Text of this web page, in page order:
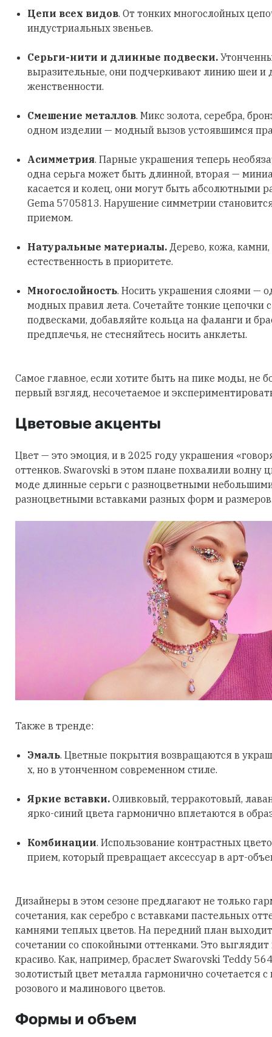
Цепи всех видов. От тонких многослойных
индустриальных звеньев.
Серьги-нити и длинные подвески.
выразительные, они подчеркивают линию шеи и
женственности.
Смешение металлов. Микс золота, серебра,
одном изделии — модный вызов устоявшимся
Асимметрия. Парные украшения теперь
одна серьга может быть длинной, вторая —
касается и колец, они могут быть абсолютными
Gema 5705813. Нарушение симметрии
приемом.
Натуральные материалы. Дерево, кожа,
естественность в приоритете.
Многослойность. Носить украшения слоями —
модных правил лета. Сочетайте тонкие цепочки
подвесками, добавляйте кольца на фаланги и
предплечья, не стесняйтесь носить анклеты.
Самое главное, если хотите быть на пике моды, не
первый взгляд, несочетаемое и
Цветовые акценты
Цвет — это эмоция, и в 2025 году украшения
оттенков. Swarovski в этом плане похвалили волну
моде длинные серьги с разноцветными
разноцветными вставками разных форм и
Также в тренде:
Эмаль. Цветные покрытия возвращаются в
х, но в утонченном современном стиле.
Яркие вставки. Оливковый, терракотовый,
ярко-синий цвета гармонично вплетаются в
Комбинации. Использование контрастных
прием, который превращает аксессуар в арт-
Дизайнеры в этом сезоне предлагают не только
сочетания, как серебро с вставками пастельных
камнями теплых цветов. На передний план
сочетании со спокойными оттенками. Это
красиво. Как, например, браслет Swarovski Teddy
золотистый цвет металла гармонично сочетается
розового и малинового цветов.
Формы и объем